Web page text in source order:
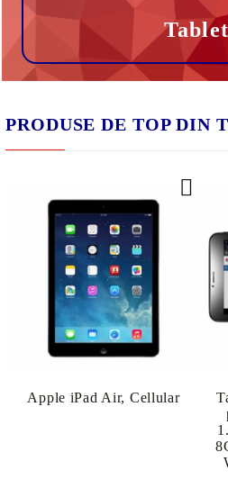
PRODUSE DE TOP DIN
Apple iPad Air, Cellular